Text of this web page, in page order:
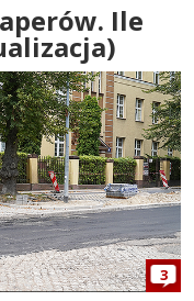
Ile
3